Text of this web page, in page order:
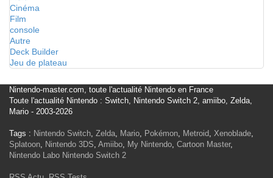
Cinéma
Film
console
Autre
Deck Builder
Jeu de plateau
Nintendo-master.com, toute l'actualité Nintendo en France
Toute l'actualité Nintendo : Switch, Nintendo Switch 2, amiibo, Zelda,
Mario - 2003-2026
Tags : Nintendo Switch, Zelda, Mario, Pokémon, Metroid, Xenoblade,
Splatoon, Nintendo 3DS, Amiibo, My Nintendo, Cartoon Master,
Nintendo Labo Nintendo Switch 2